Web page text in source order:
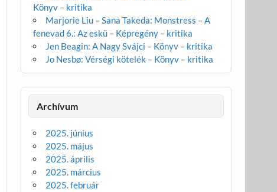
Könyv – kritika
Marjorie Liu – Sana Takeda: Monstress – A
fenevad 6.: Az eskü – Képregény – kritika
Jen Beagin: A Nagy Svájci – Könyv – kritika
Jo Nesbø: Vérségi kötelék – Könyv – kritika
Archívum
2025. június
2025. május
2025. április
2025. március
2025. február